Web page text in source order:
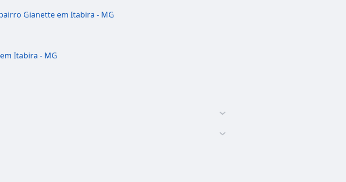
Gianette em Itabira - MG
Itabira - MG